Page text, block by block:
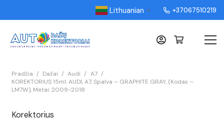
Lithuanian ▼ +37067510219
Pradžia / Dažai / Audi / A7 /
KOREKTORIUS 15ml. AUDI, A7, Spalva – GRAPHITE GRAY, (Kodas –
LM7W), Metai: 2009-2018
Korektorius